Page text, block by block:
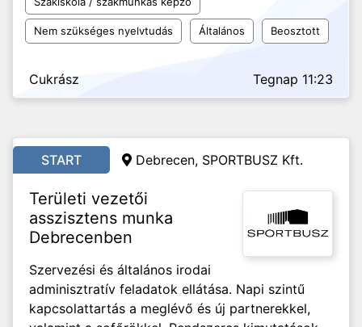
Nem szükséges nyelvtudás Általános Beosztott
Cukrász Tegnap 11:23
START Debrecen, SPORTBUSZ Kft.
Területi vezetői
asszisztens munka
Debrecenben
Szervezési és általános irodai
adminisztratív feladatok ellátása. Napi szintű
kapcsolattartás a meglévő és új partnerekkel,